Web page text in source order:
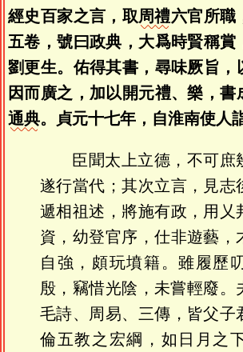
經史百家之言，取周禮六官所職
五卷，號曰政典，大爲時賢稱賞
劉更生。佑得其書，尋味厥旨，
因而廣之，加以開元禮、樂，書
通典。貞元十七年，自淮南使人
臣聞太上立德，不可庶
遂行當代；其次立言，見志
遞相祖述，將施有政，用乂
資，幼登官序，仕非遊藝，
自強，頗玩墳籍。雖履歷
殷，竊惜光陰，未嘗輕廢。
毛詩、周易、三傳，皆父子
倫五教之宏綱，如日月之